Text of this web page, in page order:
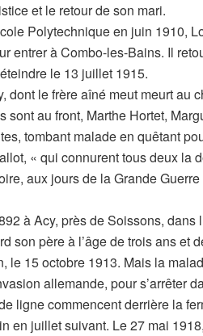
et le retour de son mari.
Polytechnique en juin 1910,
entrer à Combo-les-Bains. Il
le 13 juillet 1915.
dont le frère aîné meut meurt au
au front, Marthe Hortet,
tombant malade en quêtant
« qui connurent tous deux la
aux jours de la Grande
à Acy, près de Soissons, dans
son père à l’âge de trois ans et
15 octobre 1913. Mais la
allemande, pour s’arrêter
ligne commencent derrière la
en juillet suivant. Le 27 mai